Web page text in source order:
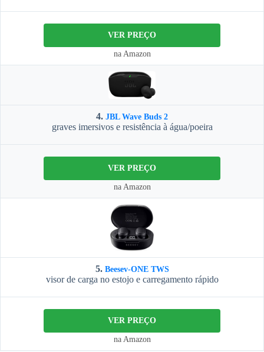
VER PREÇO
na Amazon
4. JBL Wave Buds 2
graves imersivos e resistência à água/poeira
VER PREÇO
na Amazon
5. Beesev-ONE TWS
visor de carga no estojo e carregamento rápido
VER PREÇO
na Amazon